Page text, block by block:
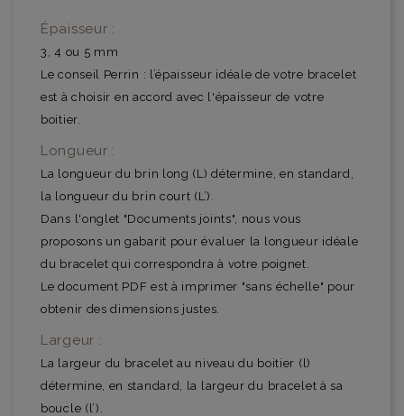
Épaisseur :
3, 4 ou 5 mm
Le conseil Perrin : l’épaisseur idéale de votre bracelet
est à choisir en accord avec l'épaisseur de votre
boitier.
Longueur :
La longueur du brin long (L) détermine, en standard,
la longueur du brin court (L’).
Dans l'onglet "Documents joints", nous vous
proposons un gabarit pour évaluer la longueur idéale
du bracelet qui correspondra à votre poignet.
Le document PDF est à imprimer "sans échelle" pour
obtenir des dimensions justes.
Largeur :
La largeur du bracelet au niveau du boitier (l)
détermine, en standard, la largeur du bracelet à sa
boucle (l’).